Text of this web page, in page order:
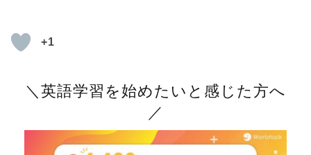
+1
＼英語学習を始めたいと感じた方へ
／